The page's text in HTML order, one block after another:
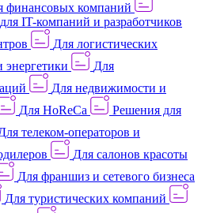
финансовых компаний
IT-компаний и разработчиков
Для логистических
Для
Для недвижимости и
Для HoReCa
Решения для
телеком-операторов и
Для салонов красоты
Для франшиз и сетевого бизнеса
Для туристических компаний